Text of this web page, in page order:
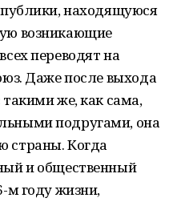
находящуюся
возникающие
переводят на
Даже после выхода
же, как сама,
подругами, она
страны. Когда
и общественный
м году жизни,